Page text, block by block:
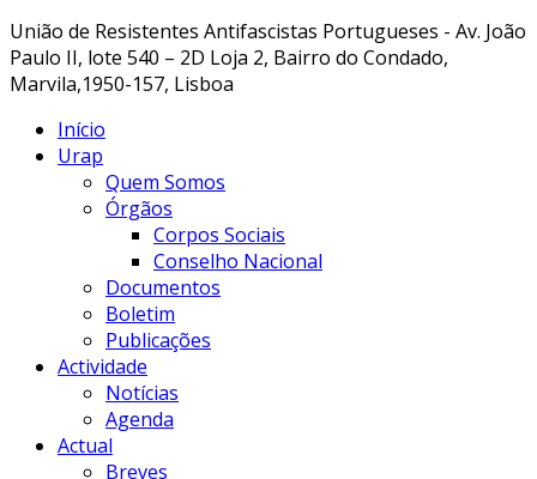
União de Resistentes Antifascistas Portugueses - Av. João
Paulo II, lote 540 – 2D Loja 2, Bairro do Condado,
Marvila,1950-157, Lisboa
Início
Urap
Quem Somos
Órgãos
Corpos Sociais
Conselho Nacional
Documentos
Boletim
Publicações
Actividade
Notícias
Agenda
Actual
Breves